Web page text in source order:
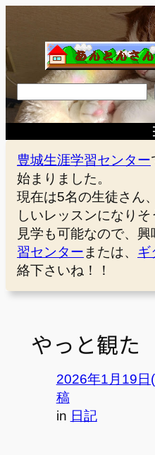
を
ス
キ
ッ
プ
索
豊城生涯学習センター
始まりました。
現在は5名の生徒さん
しいレッスンになりそ
見学も可能なので、
習センター または、 ギ
絡下さいね！！
やっと観た
2026年1月19日
稿
in 日記